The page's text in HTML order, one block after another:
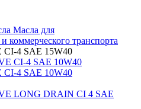
Масла для
коммерческого транспорта
CI-4 SAE 15W40
CI-4 SAE 10W40